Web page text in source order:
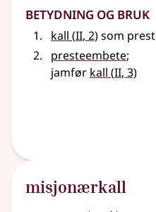
Betydning og bruk
kall (2
II, 2)som prest
presteembete;
jamfør kall (2
II, 3)
misjonærkall